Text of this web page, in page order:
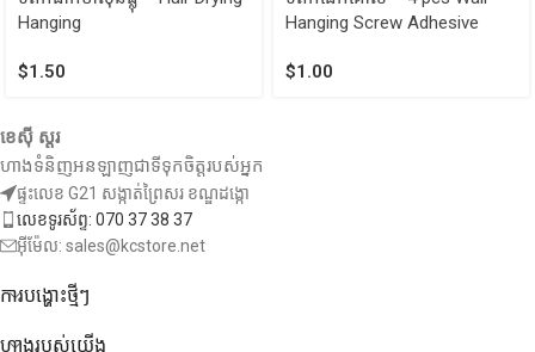
Hanging
$1.50
Hanging Screw Adhesive
$1.00
ខេស៊ី ស្តរ
ហាងទំនិញអនឡាញជាទីទុកចិត្តរបស់អ្នក
ផ្ទះលេខ G21 សង្កាត់ព្រៃសរ ខណ្ឌដង្កោ
លេខទូរស័ព្ទ: 070 37 38 37
អ៊ីម៉ែល: sales@kcstore.net
ការបង្ហោះថ្មីៗ
ហាងរបស់យើង